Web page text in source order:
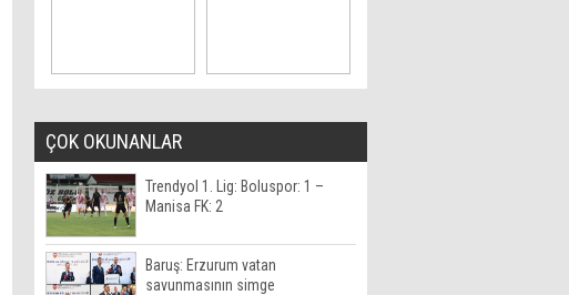
ÇOK OKUNANLAR
Trendyol 1. Lig: Boluspor: 1 –
Manisa FK: 2
Baruş: Erzurum vatan
savunmasının simge